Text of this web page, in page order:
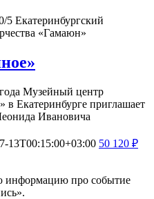
5 Екатеринбургский
«Гамаюн»
Музейный центр
в Екатеринбурге приглашает
Ивановича
13T00:15:00+03:00 50 120 ₽
информацию про событие